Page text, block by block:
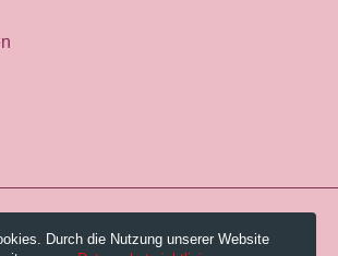
Bibliothek Zürich.
Durch die Nutzung unserer Website